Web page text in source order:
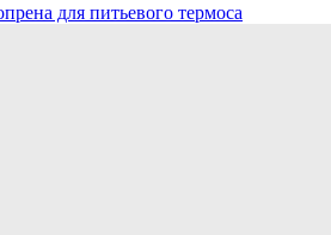
для питьевого термоса